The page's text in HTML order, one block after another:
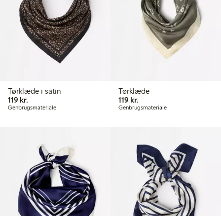
Tørklæde i satin
119 kr.
Genbrugsmateriale
Tørklæde
119 kr.119,00 kr.
Genbrugsmateriale